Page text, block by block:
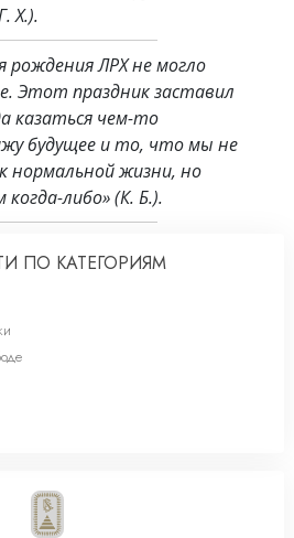
Х.).
рождения ЛРХ не могло
Этот праздник заставил
казаться чем-то
будущее и то, что мы не
нормальной жизни, но
либо»(К. Б.).
ПО КАТЕГОРИЯМ